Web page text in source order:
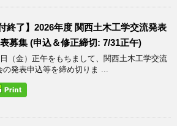
付終了】2026年度 関西土木工学交流発表
募集 (申込＆修正締切: 7/31正午)
（金）正午をもちまして、関西土木工学交流
の発表申込等を締め切りま ...